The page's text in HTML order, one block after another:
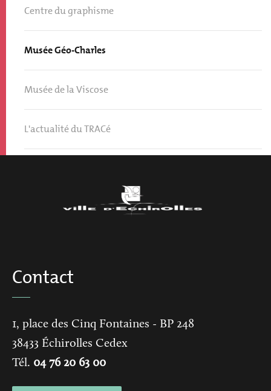
Centre du graphisme
Musée Géo-Charles
Musée de la Viscose
L'actualité du TRACé
Contact
1, place des Cinq Fontaines - BP 248
38433 Échirolles Cedex
Tél. 04 76 20 63 00